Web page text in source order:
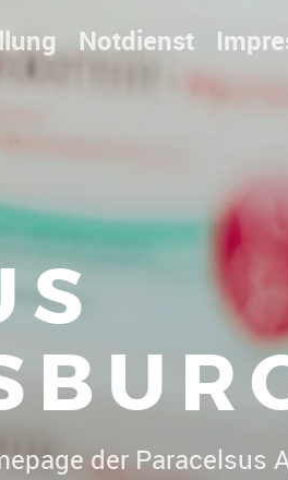
Notdienst
|